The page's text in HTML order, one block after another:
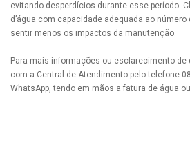
evitando desperdícios durante esse período.
d’água com capacidade adequada ao
sentir menos os impactos da manutenção.
Para mais informações ou esclarecimento de
com a Central de Atendimento pelo telefone
WhatsApp, tendo em mãos a fatura de água